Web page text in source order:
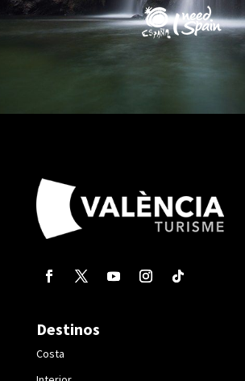
Destinos
Costa